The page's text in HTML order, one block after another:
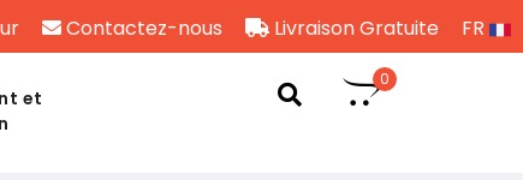
Contactez-nous Livraison Gratuite FR
et
0